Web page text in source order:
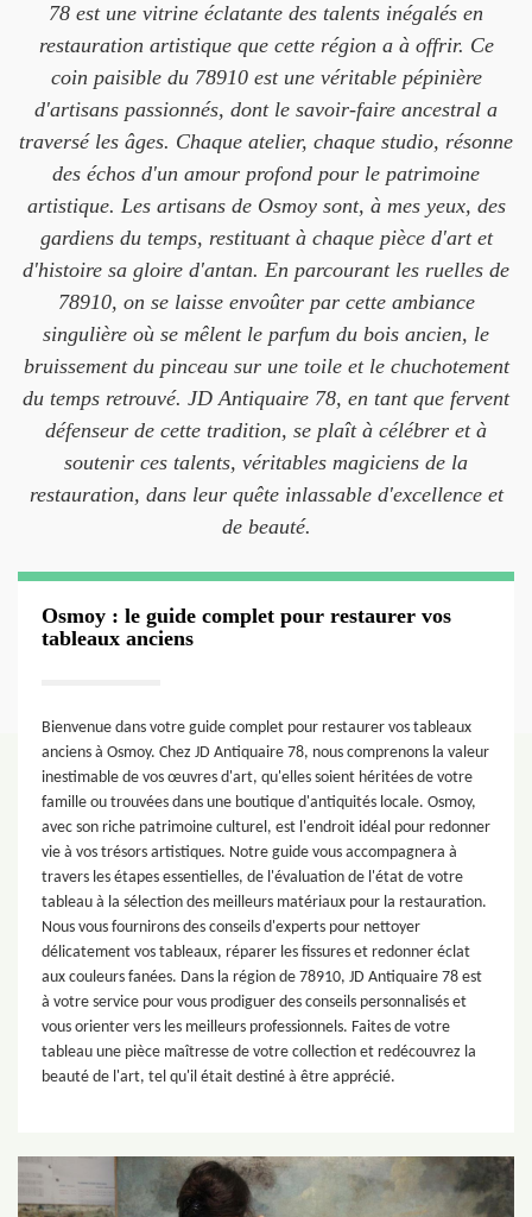
78 est une vitrine éclatante des talents inégalés en
restauration artistique que cette région a à offrir. Ce
coin paisible du 78910 est une véritable pépinière
d'artisans passionnés, dont le savoir-faire ancestral a
traversé les âges. Chaque atelier, chaque studio, résonne
des échos d'un amour profond pour le patrimoine
artistique. Les artisans de Osmoy sont, à mes yeux, des
gardiens du temps, restituant à chaque pièce d'art et
d'histoire sa gloire d'antan. En parcourant les ruelles de
78910, on se laisse envoûter par cette ambiance
singulière où se mêlent le parfum du bois ancien, le
bruissement du pinceau sur une toile et le chuchotement
du temps retrouvé. JD Antiquaire 78, en tant que fervent
défenseur de cette tradition, se plaît à célébrer et à
soutenir ces talents, véritables magiciens de la
restauration, dans leur quête inlassable d'excellence et
de beauté.
Osmoy : le guide complet pour restaurer vos
tableaux anciens
Bienvenue dans votre guide complet pour restaurer vos tableaux
anciens à Osmoy. Chez JD Antiquaire 78, nous comprenons la valeur
inestimable de vos œuvres d'art, qu'elles soient héritées de votre
famille ou trouvées dans une boutique d'antiquités locale. Osmoy,
avec son riche patrimoine culturel, est l'endroit idéal pour redonner
vie à vos trésors artistiques. Notre guide vous accompagnera à
travers les étapes essentielles, de l'évaluation de l'état de votre
tableau à la sélection des meilleurs matériaux pour la restauration.
Nous vous fournirons des conseils d'experts pour nettoyer
délicatement vos tableaux, réparer les fissures et redonner éclat
aux couleurs fanées. Dans la région de 78910, JD Antiquaire 78 est
à votre service pour vous prodiguer des conseils personnalisés et
vous orienter vers les meilleurs professionnels. Faites de votre
tableau une pièce maîtresse de votre collection et redécouvrez la
beauté de l'art, tel qu'il était destiné à être apprécié.